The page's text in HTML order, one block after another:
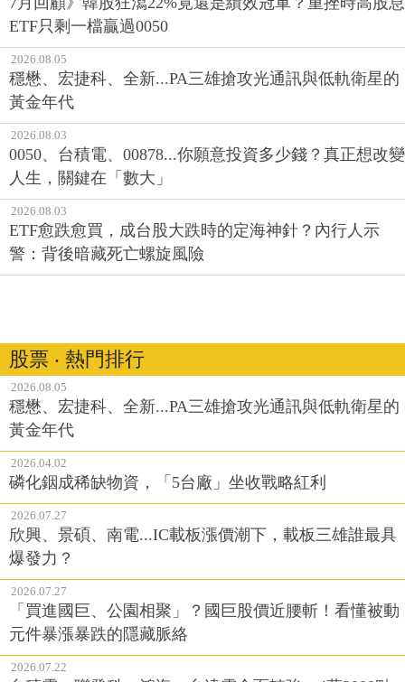
ETF只剩一檔贏過0050
2026.08.05
穩懋、宏捷科、全新...PA三雄搶攻光通訊與低軌衛星的
黃金年代
2026.08.03
0050、台積電、00878...你願意投資多少錢？真正想改變
人生，關鍵在「數大」
2026.08.03
ETF愈跌愈買，成台股大跌時的定海神針？內行人示
警：背後暗藏死亡螺旋風險
股票 ‧ 熱門排行
2026.08.05
穩懋、宏捷科、全新...PA三雄搶攻光通訊與低軌衛星的
黃金年代
2026.04.02
磷化銦成稀缺物資，「5台廠」坐收戰略紅利
2026.07.27
欣興、景碩、南電...IC載板漲價潮下，載板三雄誰最具
爆發力？
2026.07.27
「買進國巨、公園相聚」？國巨股價近腰斬！看懂被動
元件暴漲暴跌的隱藏脈絡
2026.07.22